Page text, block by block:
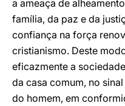
a ameaça de
família, da paz e da
confiança na força
cristianismo. Deste
eficazmente a
da casa comum, no
do homem, em